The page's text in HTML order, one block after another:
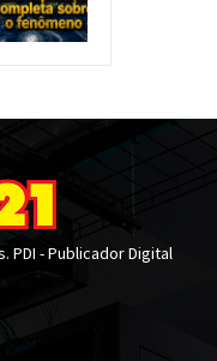
PDI - Publicador Digital